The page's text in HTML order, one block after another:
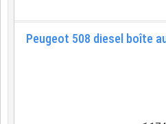
Peugeot 508 diesel boîte